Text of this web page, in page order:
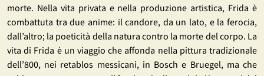
morte. Nella vita privata e nella produzione artistica, Frida è
combattuta tra due anime: il candore, da un lato, e la ferocia,
dall’altro; la poeticità della natura contro la morte del corpo. La
vita di Frida è un viaggio che affonda nella pittura tradizionale
dell’800, nei retablos messicani, in Bosch e Bruegel, ma che